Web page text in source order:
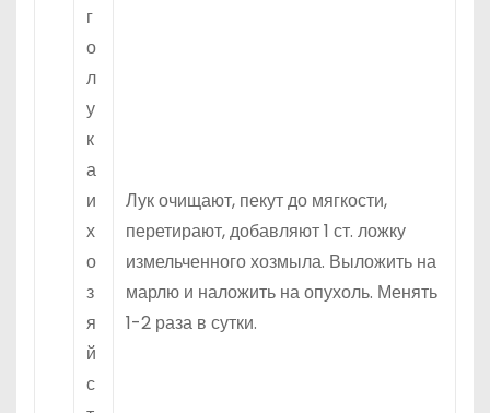
г
о
л
у
к
а
и
х
о
з
я
й
с
Лук очищают, пекут до мягкости,
перетирают, добавляют 1 ст. ложку
измельченного хозмыла. Выложить на
марлю и наложить на опухоль. Менять
1-2 раза в сутки.